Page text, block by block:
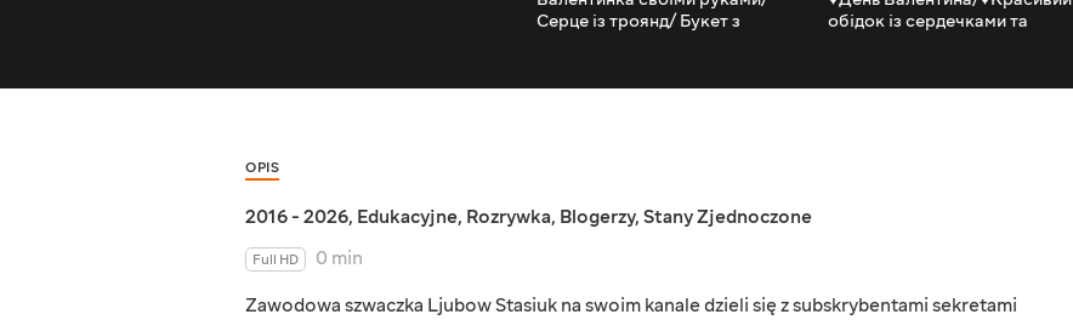
Серце із троянд/ Букет з
обідок із сердечками та
OPIS
2016 - 2026, Edukacyjne, Rozrywka, Blogerzy, Stany Zjednoczone
Full HD
0 min
Zawodowa szwaczka Ljubow Stasiuk na swoim kanale dzieli się z subskrybentami sekretami